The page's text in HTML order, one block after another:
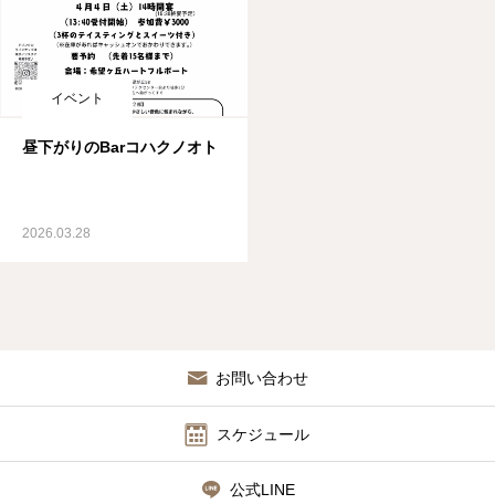
イベント
昼下がりのBarコハクノオト
2026.03.28
お問い合わせ
スケジュール
公式LINE